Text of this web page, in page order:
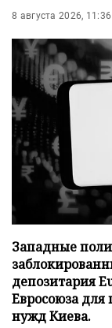
8 августа 2026, 11:36
Западные
депозитария
Евросоюза
нужд Киева.